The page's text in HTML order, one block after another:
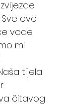
ove
vode
mi
tijela
čitavog